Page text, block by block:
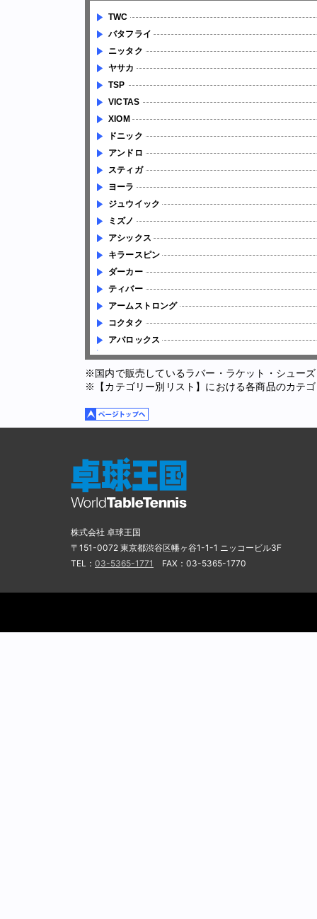
TWC
バタフライ
ニッタク
ヤサカ
TSP
VICTAS
XIOM
ドニック
アンドロ
スティガ
ヨーラ
ジュウイック
ミズノ
アシックス
キラースピン
ダーカー
ティバー
アームストロング
コクタク
アバロックス
※国内で販売しているラバー・ラケット・シュー
※【カテゴリー別リスト】における各商品のカテ
株式会社 卓球王国
〒151-0072 東京都渋谷区幡ヶ谷1-1-1 ニッコービル3F
TEL： 03-5365-1771 FAX：03-5365-1770